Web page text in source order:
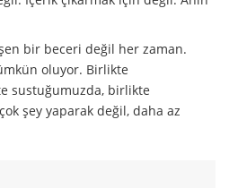
bir beceri değil her zaman.
oluyor. Birlikte
sustuğumuzda, birlikte
şey yaparak değil, daha az